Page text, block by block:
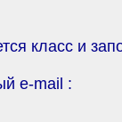
класс и
e-mail :